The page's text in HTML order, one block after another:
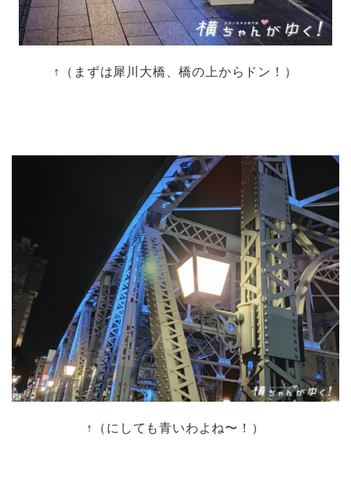
↑（まずは犀川大橋、橋の上からドン！）
↑（にしても青いわよね〜！）